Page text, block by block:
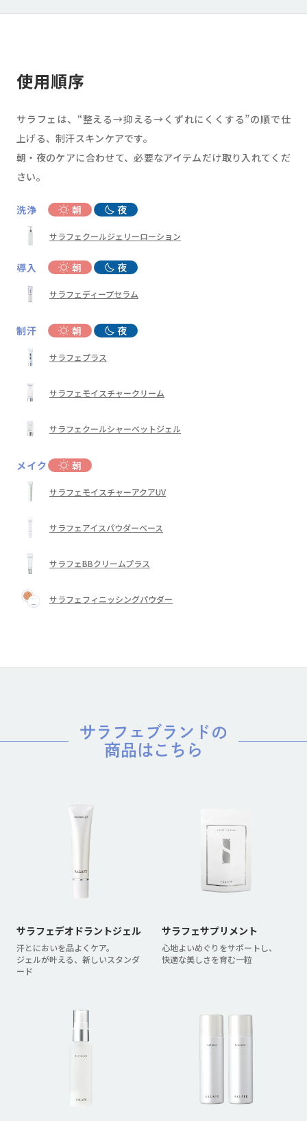
使用順序
サラフェは、“整える→抑える→くずれにくくする”の順で仕
上げる、制汗スキンケアです。
朝・夜のケアに合わせて、必要なアイテムだけ取り入れてくだ
さい。
洗浄 朝 夜
サラフェクールジェリーローション
導入 朝 夜
サラフェディープセラム
制汗 朝 夜
サラフェプラス
サラフェモイスチャークリーム
サラフェクールシャーベットジェル
メイク 朝
サラフェモイスチャーアクアUV
サラフェアイスパウダーベース
サラフェBBクリームプラス
サラフェフィニッシングパウダー
サラフェブランドの
商品はこちら
サラフェデオドラントジェル
汗とにおいを品よくケア。
ジェルが叶える、新しいスタンダ
ード
サラフェサプリメント
心地よいめぐりをサポートし、
快適な美しさを育む一粒